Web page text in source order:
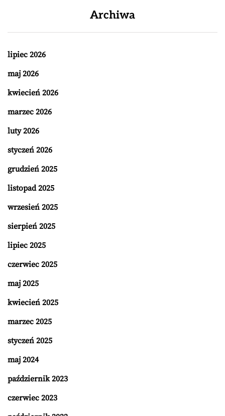
Archiwa
lipiec 2026
maj 2026
kwiecień 2026
marzec 2026
luty 2026
styczeń 2026
grudzień 2025
listopad 2025
wrzesień 2025
sierpień 2025
lipiec 2025
czerwiec 2025
maj 2025
kwiecień 2025
marzec 2025
styczeń 2025
maj 2024
październik 2023
czerwiec 2023